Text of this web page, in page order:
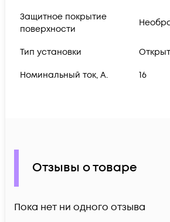
Защитное покрытие
поверхности
Тип установки
Номинальный ток, А. 16
Отзывы о товаре
Пока нет ни одного отзыва